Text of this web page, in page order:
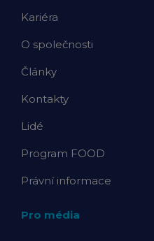
Kariéra
O společnosti
Články
Kontakty
Lidé
Program FOOD
Právní informace
Pro média